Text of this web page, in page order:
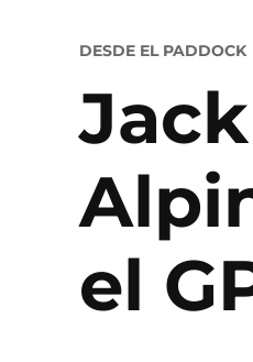
POSTED
DESDE EL PADDOCK
el